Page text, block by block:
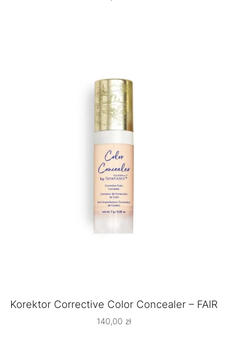
Korektor Corrective Color Concealer – FAIR
140,00 zł